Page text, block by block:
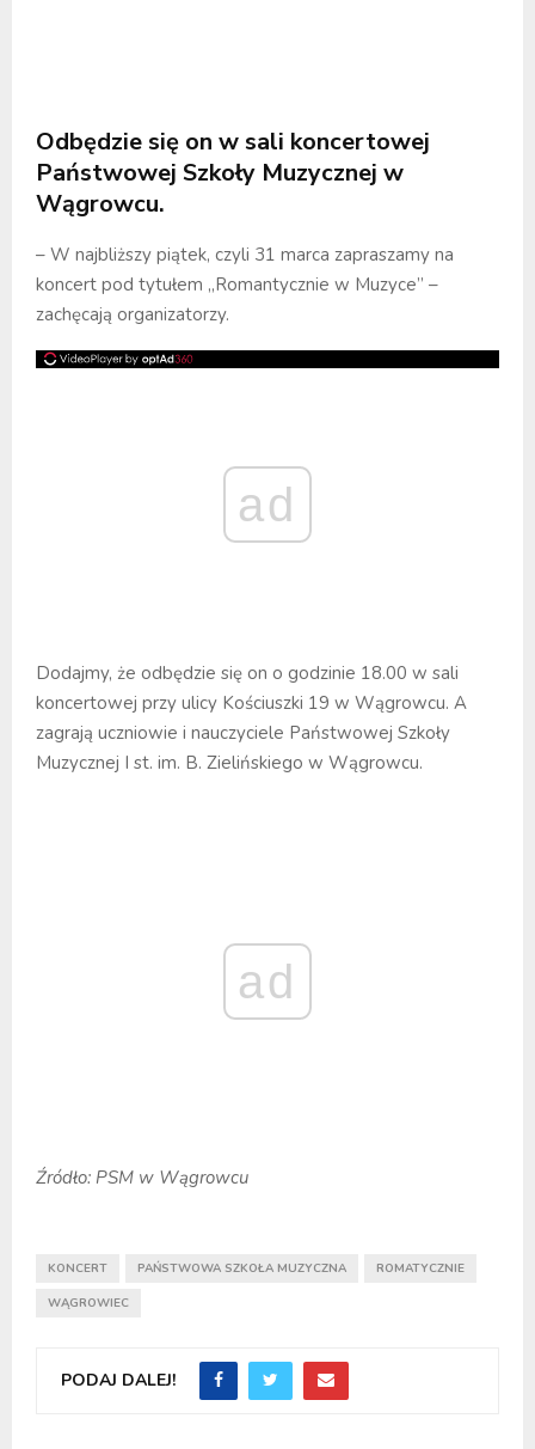
Odbędzie się on w sali koncertowej
Państwowej Szkoły Muzycznej w
Wągrowcu.
– W najbliższy piątek, czyli 31 marca zapraszamy na
koncert pod tytułem „Romantycznie w Muzyce” –
zachęcają organizatorzy.
ad
Dodajmy, że odbędzie się on o godzinie 18.00 w sali
koncertowej przy ulicy Kościuszki 19 w Wągrowcu. A
zagrają uczniowie i nauczyciele Państwowej Szkoły
Muzycznej I st. im. B. Zielińskiego w Wągrowcu.
ad
Źródło: PSM w Wągrowcu
KONCERT PAŃSTWOWA SZKOŁA MUZYCZNA ROMATYCZNIE
WĄGROWIEC
PODAJ DALEJ!